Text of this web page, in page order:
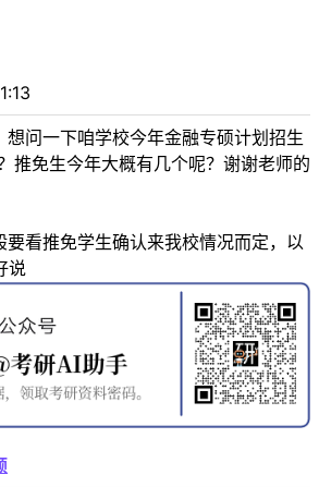
想问一下咱学校今年金融专硕计划招生
推免生今年大概有几个呢？谢谢老师的
要看推免学生确认来我校情况而定，以
说